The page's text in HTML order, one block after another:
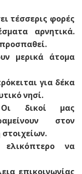
τέσσερις φορές
αρνητικά.
μερικά άτομα
για δέκα
νησί.
δικοί μας
στον
στοιχείων.
να
επικοινωνίας